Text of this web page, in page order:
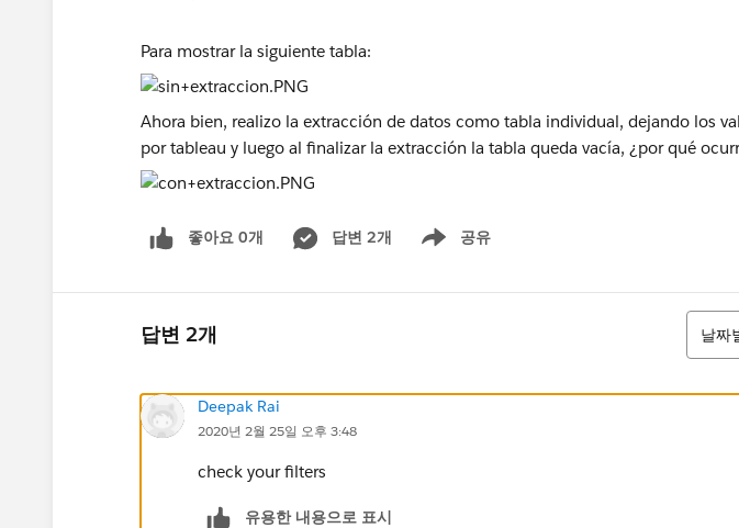
Para mostrar la siguiente tabla:
Ahora bien, realizo la extracción de datos como tabla individual, dejando los
por tableau y luego al finalizar la extracción la tabla queda vacía, ¿por qué
좋아요 0개 답변 2개 공유
Show menu
답변 2개
정렬
날짜
Deepak Rai
2020년 2월 25일 오후 3:48
check your filters
유용한 내용으로 표시